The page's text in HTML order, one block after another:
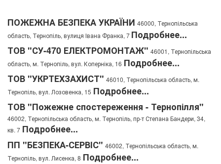
ПОЖЕЖНА БЕЗПЕКА УКРАЇНИ 46000, Тернопільська
область, Тернопіль, вулиця Івана Франка, 7 Подробнее...
ТОВ "СУ-470 ЕЛЕКТРОМОНТАЖ" 46001, Тернопільська
область, м. Тернопіль, вул. Коперніка, 16 Подробнее...
ТОВ "УКРТЕХЗАХИСТ" 46010, Тернопільська область, м.
Тернопіль, вул. Лозовенка, 15 Подробнее...
ТОВ "Пожежне спостереження - Тернопілля"
46002, Тернопільська область, м. Тернопіль, пр-т Степана Бандери, 34,
кв. 7 Подробнее...
ПП "БЕЗПЕКА-СЕРВІС" 46002, Тернопільська область, м.
Тернопіль, вул. Лисенка, 8 Подробнее...